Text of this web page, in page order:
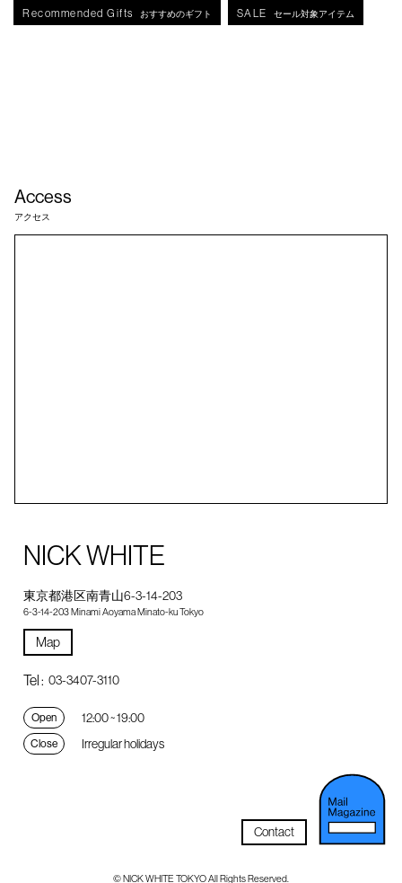
Recommended Gifts おすすめのギフト SALE セール対象アイテム
Access
アクセス
NICK WHITE
東京都港区南青山6-3-14-203
6-3-14-203 Minami Aoyama Minato-ku Tokyo
Map
Tel : 03-3407-3110
Open 12:00 ~ 19:00
Close Irregular holidays
Contact
© NICK WHITE TOKYO All Rights Reserved.